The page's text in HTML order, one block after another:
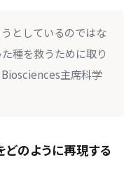
としているのではな
種を救うために取り
Biosciences主席科学
のように再現する